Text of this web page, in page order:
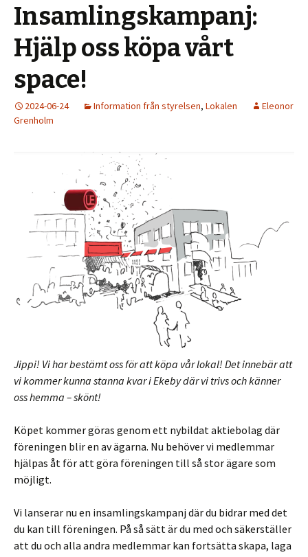
Insamlingskampanj:
Hjälp oss köpa vårt
space!
2024-06-24 Information från styrelsen, Lokalen
Eleonor
Grenholm
Jippi! Vi har bestämt oss för att köpa vår lokal! Det innebär att
vi kommer kunna stanna kvar i Ekeby där vi trivs och känner
oss hemma – skönt!
Köpet kommer göras genom ett nybildat aktiebolag där
föreningen blir en av ägarna. Nu behöver vi medlemmar
hjälpas åt för att göra föreningen till så stor ägare som
möjligt.
Vi lanserar nu en insamlingskampanj där du bidrar med det
du kan till föreningen. På så sätt är du med och säkerställer
att du och alla andra medlemmar kan fortsätta skapa, laga